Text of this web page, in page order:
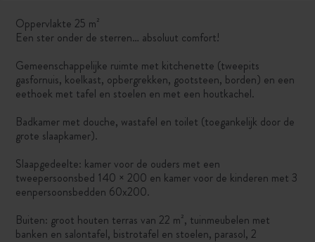
Oppervlakte 25 m²
Een ster onder de sterren… absoluut comfort!
Gemeenschappelijke ruimte met kitchenette (tweepits
gasfornuis, koelkast, opbergrekken, gootsteen, borden) en een
eethoek met tafel en stoelen en met een houtkachel.
Badkamer met douche, wastafel en toilet (toegankelijk door de
grote slaapkamer).
Slaapgedeelte: kamer voor de ouders met een
tweepersoonsbed 140 × 200 en kamer voor de kinderen met 3
eenpersoonsbedden 60x200.
Buiten: groot houten terras van 22 m², tuinmeubelen met
banken en salontafel, bistrotafel en stoelen, parasol, 2